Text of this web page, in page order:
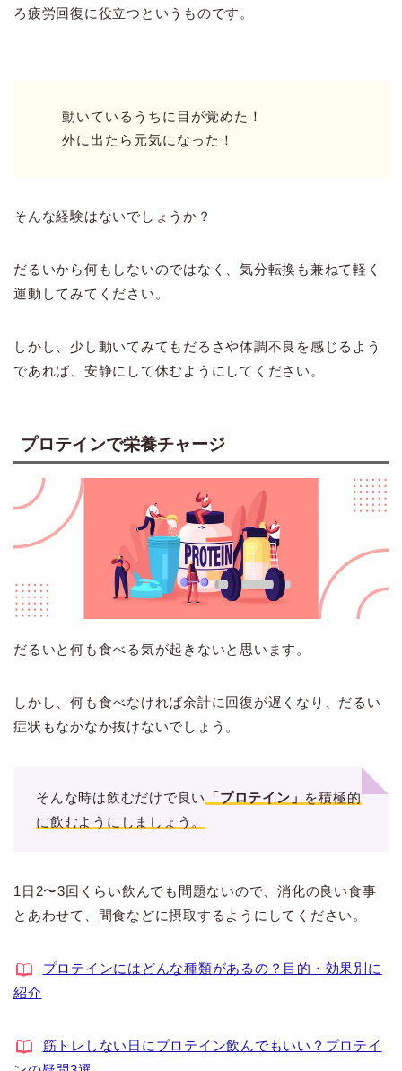
ろ疲労回復に役立つというものです。
動いているうちに目が覚めた！
外に出たら元気になった！
そんな経験はないでしょうか？
だるいから何もしないのではなく、気分転換も兼ねて軽く
運動してみてください。
しかし、少し動いてみてもだるさや体調不良を感じるよう
であれば、安静にして休むようにしてください。
プロテインで栄養チャージ
だるいと何も食べる気が起きないと思います。
しかし、何も食べなければ余計に回復が遅くなり、だるい
症状もなかなか抜けないでしょう。
そんな時は飲むだけで良い 「プロテイン」 を積極的
に飲むようにしましょう。
1日2〜3回くらい飲んでも問題ないので、消化の良い食事
とあわせて、間食などに摂取するようにしてください。
プロテインにはどんな種類があるの？目的・効果別に
紹介
筋トレしない日にプロテイン飲んでもいい？プロテイ